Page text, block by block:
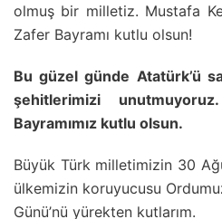
olmuş bir milletiz. Mustafa
Zafer Bayramı kutlu olsun!
Bu güzel günde Atatürk’ü
şehitlerimizi
Bayramımız kutlu olsun.
Büyük Türk milletimizin 30
ülkemizin koruyucusu
Günü’nü yürekten kutlarım.